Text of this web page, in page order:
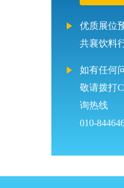
优质展位
共襄饮料
如有任何
敬请拨打
询热线
010-